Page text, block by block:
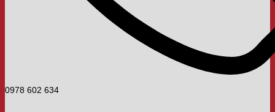
0978 602 634